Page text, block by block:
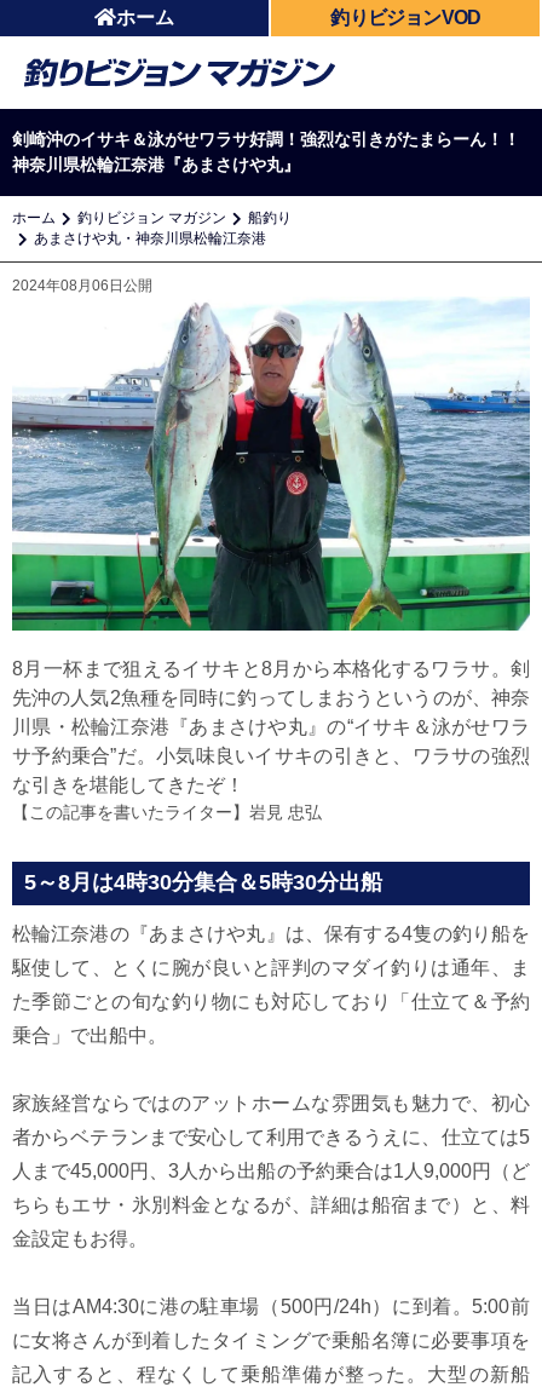
ホーム 釣りビジョンVOD
剣崎沖のイサキ＆泳がせワラサ好調！強烈な引きがたまらーん！！
神奈川県松輪江奈港『あまさけや丸』
ホーム 釣りビジョン マガジン
船釣り
あまさけや丸・神奈川県松輪江奈港
2024年08月06日公開
8月一杯まで狙えるイサキと8月から本格化するワラサ。剣
先沖の人気2魚種を同時に釣ってしまおうというのが、神奈
川県・松輪江奈港『あまさけや丸』の“イサキ＆泳がせワラ
サ予約乗合”だ。小気味良いイサキの引きと、ワラサの強烈
な引きを堪能してきたぞ！
【この記事を書いたライター】 岩見 忠弘
5～8月は4時30分集合＆5時30分出船
松輪江奈港の『あまさけや丸』は、保有する4隻の釣り船を
駆使して、とくに腕が良いと評判のマダイ釣りは通年、ま
た季節ごとの旬な釣り物にも対応しており「仕立て＆予約
乗合」で出船中。
家族経営ならではのアットホームな雰囲気も魅力で、初心
者からベテランまで安心して利用できるうえに、仕立ては5
人まで45,000円、3人から出船の予約乗合は1人9,000円（ど
ちらもエサ・氷別料金となるが、詳細は船宿まで）と、料
金設定もお得。
当日はAM4:30に港の駐車場（500円/24h）に到着。5:00前
に女将さんが到着したタイミングで乗船名簿に必要事項を
記入すると、程なくして乗船準備が整った。大型の新船